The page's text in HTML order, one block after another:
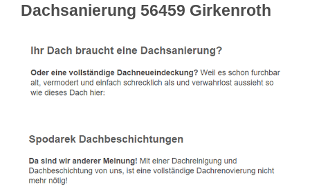
Dachsanierung 56459 Girkenroth